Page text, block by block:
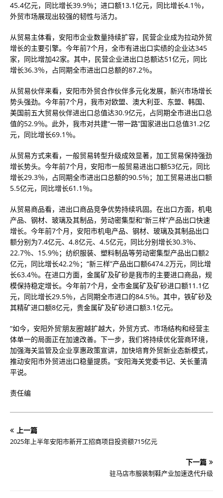
45.4亿元，同比增长39.9％；进口额13.1亿元，同比增长4.1％，
外贸市场展现出较强的韧性与活力。
从贸易主体看，安阳市企业数量持续扩容，民营企业成为拉动外贸
增长的主要引擎。今年前7个月，全市有进出口实绩的企业达345
家，同比增加42家。其中，民营企业进出口总额达51亿元，同比
增长36.3％，占同期全市进出口总额的87.2％。
从贸易伙伴来看，安阳市外贸合作伙伴多元化发展，新兴市场增长
势头强劲。今年前7个月，我市对欧盟、澳大利亚、东盟、韩国、
美国前五大贸易伙伴进出口总值达30.9亿元，占同期全市进出口总
值的52.9％。此外，我市对共建“一带一路”国家进出口总值31.2亿
元，同比增长69.1％。
从贸易方式来看，一般贸易转型升级成效显著，加工贸易保持强劲
增长势头。今年前7个月，安阳市一般贸易进出口额53亿元，同比
增长29.3％，占同期全市进出口总额的90.5％；加工贸易进出口额
5.5亿元，同比增长61.1％。
从贸易商品看，进出口商品竞争优势持续巩固。在出口方面，机电
产品、钢材、玻璃及其制品，劳动密集型和“新三样”产品出口快速
增长。今年前7个月，安阳市机电产品、钢材、玻璃及其制品出口
额分别为7.4亿元、4.8亿元、4.5亿元，同比分别增长30.3％、
22.7％、15.9％；纺织服装、塑料制品等劳动密集型产品出口额2
亿元，同比增长42.2％；“新三样”产品出口额6474.2万元，同比增
长63.4％。在进口方面，金属矿及矿砂是我市的主要进口商品，规
模保持稳定增长。今年前7个月，全市金属矿及矿砂进口额11.1亿
元，同比增长29.5％，占同期全市进口的84.5％。其中，铁矿砂及
其精矿进口额8亿元，贵金属矿及矿砂进口额3.1亿元。
“如今，安阳外贸‘朋友圈’越扩越大，外贸方式、市场结构和经营主
体单一的局面正在加速改善。下一步，我们将持续优化营商环境，
加强海关监管及企业享惠政策宣讲，加快培育外贸新业态新模式，
推动安阳市外贸进出口稳量提质。”安阳海关党委书记、关长董清
平说。
责任编
上一篇
2025年上半年安阳市新开工招商项目投资额715亿元
下一篇
驻马店市服装制鞋产业加速迭代升级